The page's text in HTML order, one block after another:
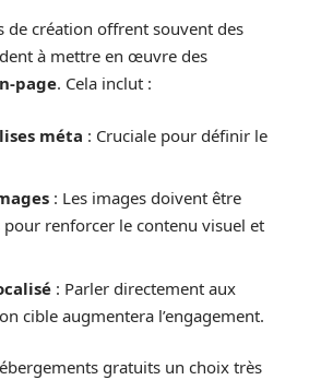
de création offrent souvent des
à mettre en œuvre des
page. Cela inclut :
méta : Cruciale pour définir le
: Les images doivent être
pour renforcer le contenu visuel et
: Parler directement aux
cible augmentera l’engagement.
gratuits un choix très